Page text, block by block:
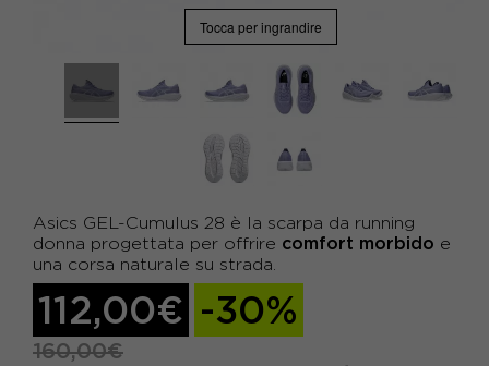
Tocca per ingrandire
Asics GEL-Cumulus 28 è la scarpa da running
donna progettata per offrire comfort morbido e
una corsa naturale su strada.
112,00€ -30%
160,00€